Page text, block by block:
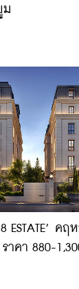
ม
ESTATE’ ค
คา 880-